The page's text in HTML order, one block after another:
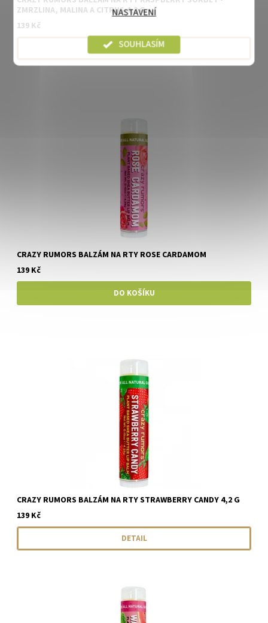
ZMRZLINA, MALINA A CITRUS 4,2 G
139 Kč
DETAIL
CRAZY RUMORS BALZÁM NA RTY ROSE CARDAMOM
139 Kč
CRAZY RUMORS BALZÁM NA RTY STRAWBERRY CANDY 4,2 G
139 Kč
DETAIL
NASTAVENÍ
SOUHLASÍM